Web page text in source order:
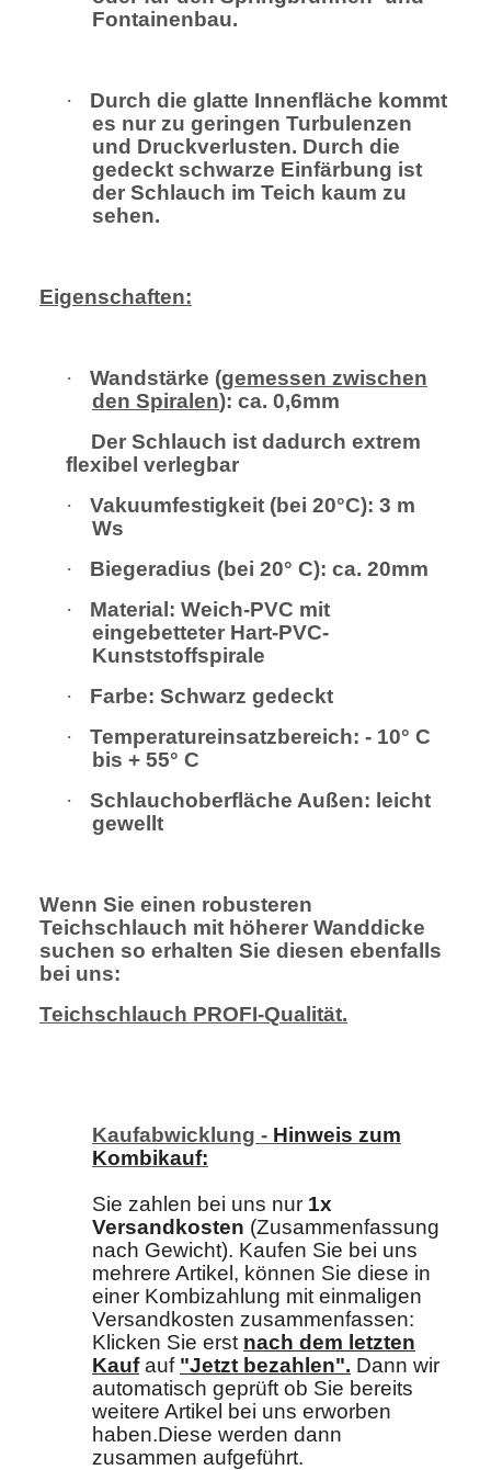
Fontainenbau.
·
Durch die glatte Innenfläche kommt
es nur zu geringen Turbulenzen
und Druckverlusten. Durch die
gedeckt schwarze Einfärbung ist
der Schlauch im Teich kaum zu
sehen.
Eigenschaften:
· Wandstärke (gemessen zwischen
den Spiralen): ca. 0,6mm
Der Schlauch ist dadurch extrem
flexibel verlegbar
·
Vakuumfestigkeit (bei 20°C): 3 m
Ws
·
Biegeradius (bei 20° C): ca. 20mm
·
Material: Weich-PVC mit
eingebetteter Hart-PVC-
Kunststoffspirale
·
Farbe: Schwarz gedeckt
·
Temperatureinsatzbereich: - 10° C
bis + 55° C
·
Schlauchoberfläche Außen: leicht
gewellt
Wenn Sie einen robusteren
Teichschlauch mit höherer Wanddicke
suchen so erhalten Sie diesen ebenfalls
bei uns:
Teichschlauch PROFI-Qualität.
Kaufabwicklung - Hinweis zum
Kombikauf:
Sie zahlen bei uns nur 1x
Versandkosten (Zusammenfassung
nach Gewicht). Kaufen Sie bei uns
mehrere Artikel, können Sie diese in
einer Kombizahlung mit einmaligen
Versandkosten zusammenfassen:
Klicken Sie erst nach dem letzten
Kaufauf "Jetzt bezahlen". Dann wir
automatisch geprüft ob Sie bereits
weitere Artikel bei uns erworben
haben.Diese werden dann
zusammen aufgeführt.